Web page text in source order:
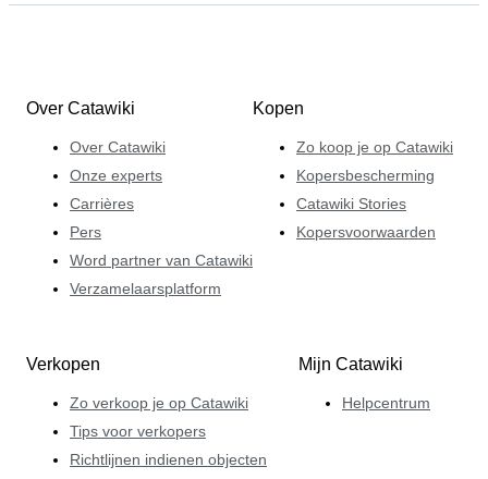
Over Catawiki
Over Catawiki
Onze experts
Carrières
Pers
Word partner van Catawiki
Verzamelaarsplatform
Kopen
Zo koop je op Catawiki
Kopersbescherming
Catawiki Stories
Kopersvoorwaarden
Verkopen
Zo verkoop je op Catawiki
Tips voor verkopers
Richtlijnen indienen objecten
Mijn Catawiki
Helpcentrum